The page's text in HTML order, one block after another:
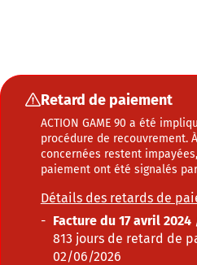
Retard de paiement
ACTION GAME 90 a été
procédure de recouvrement.
concernées restent
paiement ont été signalés
Détails des retards de
Facture du 17 avril 2024
813 jours de retard de
02/06/2026